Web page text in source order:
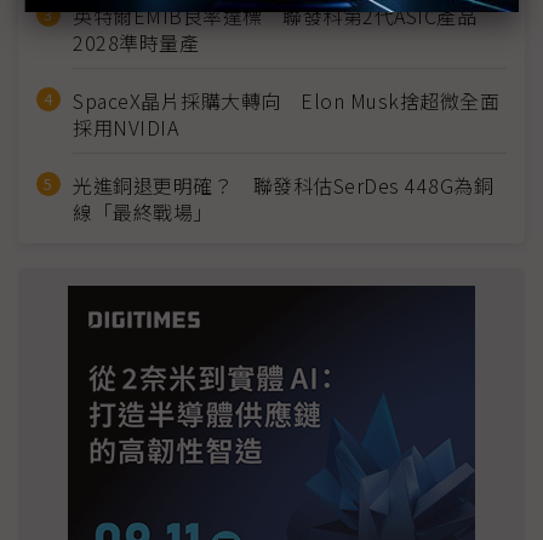
英特爾EMIB良率達標 聯發科第2代ASIC產品
2028準時量產
SpaceX晶片採購大轉向 Elon Musk捨超微全面
採用NVIDIA
光進銅退更明確？ 聯發科估SerDes 448G為銅
線「最終戰場」